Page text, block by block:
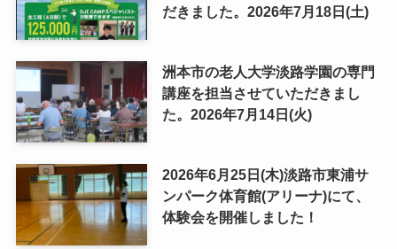
だきました。2026年7月18日(土)
洲本市の老人大学淡路学園の専門
講座を担当させていただきまし
た。2026年7月14日(火)
2026年6月25日(木)淡路市東浦サ
ンパーク体育館(アリーナ)にて、
体験会を開催しました！